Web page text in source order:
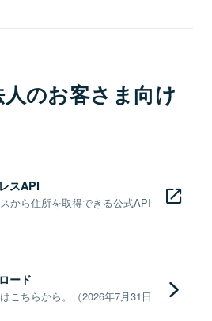
のお客さま向け
スAPI
から住所を取得できる公式API
ード
こちらから。（2026年7月31日